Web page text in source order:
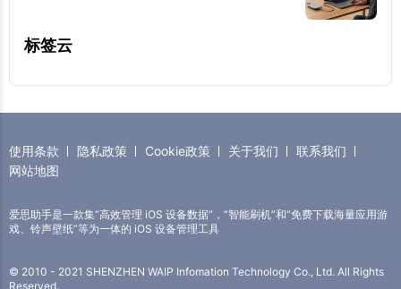
标签云
使用条款 隐私政策 Cookie政策 关于我们
联系我们
网站地图
爱思助手是一款集“高效管理 iOS 设备数据”，“智能刷机”和“免费下载海量应用游
戏、铃声壁纸”等为一体的 iOS 设备管理工具
© 2010 - 2021 SHENZHEN WAIP Infomation Technology Co., Ltd. All Rights
Reserved.